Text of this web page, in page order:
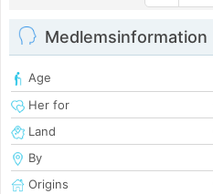
Medlemsinformation
Age
Her for
Land
By
Origins